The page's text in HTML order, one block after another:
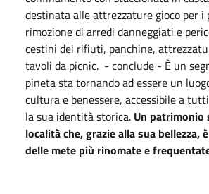
destinata alle attrezzature gioco per i
rimozione di arredi danneggiati e
cestini dei rifiuti, panchine,
tavoli da picnic. - conclude - È un
pineta sta tornando ad essere un
cultura e benessere, accessibile a
la sua identità storica. Un patrimonio
località che, grazie alla sua bellezza,
delle mete più rinomate e